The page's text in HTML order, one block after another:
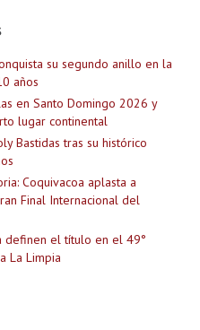
su segundo anillo en la
años
en Santo Domingo 2026 y
lugar continental
Bastidas tras su histórico
Coquivacoa aplasta a
Final Internacional del
definen el título en el 49°
La Limpia